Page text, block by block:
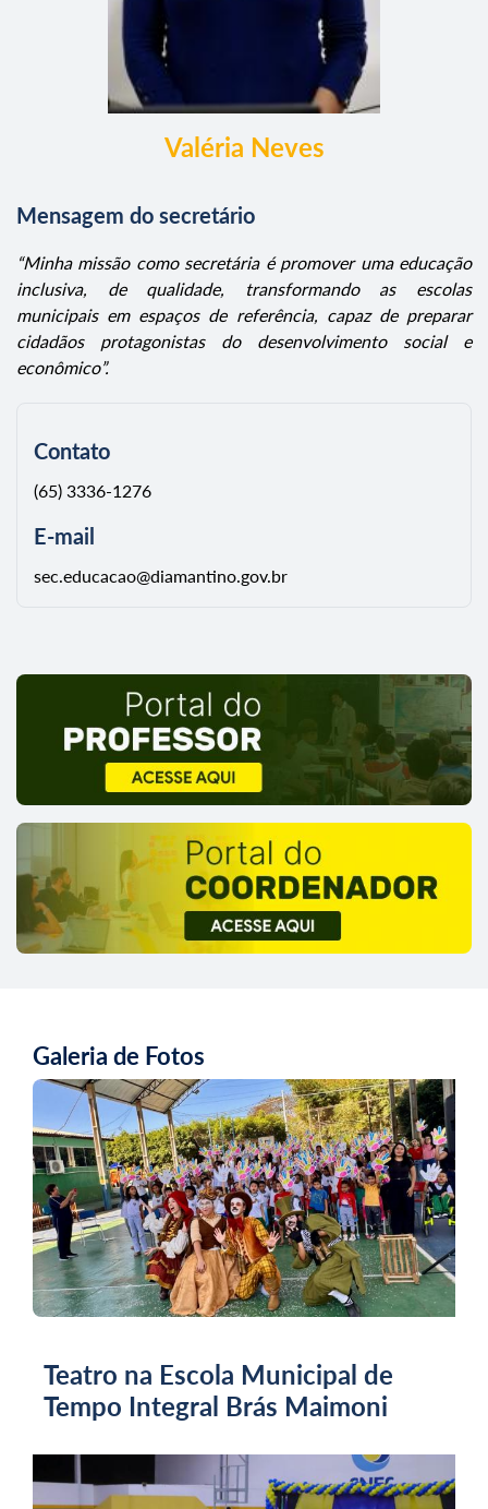
Valéria Neves
Mensagem do secretário
“Minha missão como secretária é promover uma educação
inclusiva, de qualidade, transformando as escolas
municipais em espaços de referência, capaz de preparar
cidadãos protagonistas do desenvolvimento social e
econômico”.
Contato
(65) 3336-1276
E-mail
sec.educacao@diamantino.gov.br
Galeria de Fotos
Teatro na Escola Municipal de
Tempo Integral Brás Maimoni